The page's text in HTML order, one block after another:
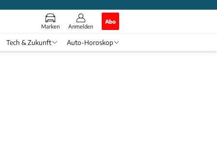
Marken Anmelden
Abo
Tech & Zukunft Auto-Horoskop